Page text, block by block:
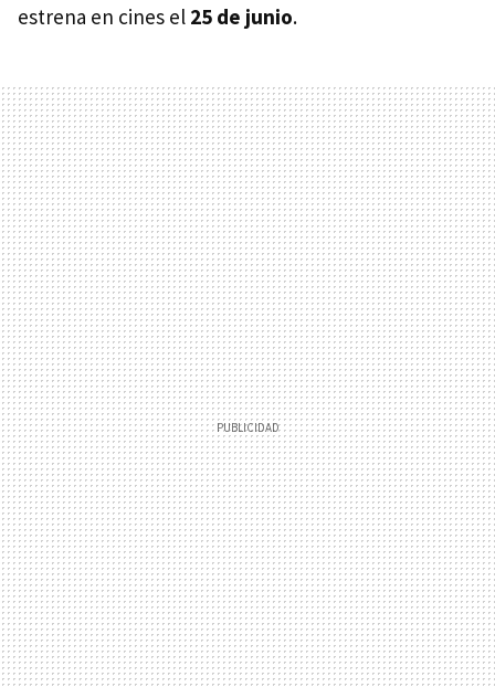
estrena en cines el 25 de junio.